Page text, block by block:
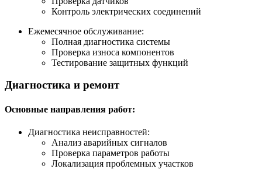
Контроль электрических соединений
Ежемесячное обслуживание:
Полная диагностика системы
Проверка износа компонентов
Тестирование защитных функций
Диагностика и ремонт
Основные направления работ:
Диагностика неисправностей:
Анализ аварийных сигналов
Проверка параметров работы
Локализация проблемных участков